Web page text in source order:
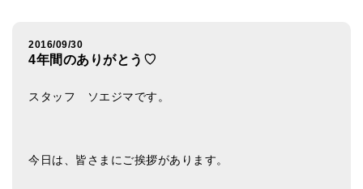
ご来店&購入
倍音呼吸法レッスン
2016/09/30
4年間のありがとう♡
スタッフ ソエジマです。
今日は、皆さまにご挨拶があります。